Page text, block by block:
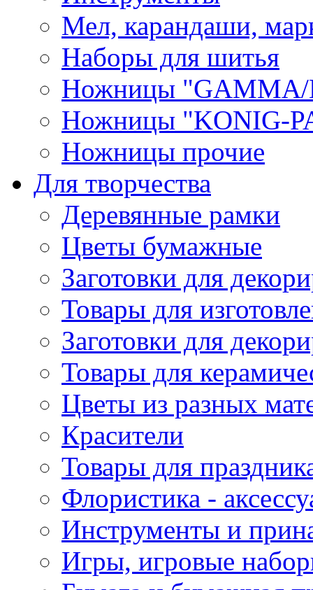
Мел, карандаши,
Наборы для шитья
Ножницы "GAMMA/
Ножницы "KONIG-
Ножницы прочие
Для творчества
Деревянные рамки
Цветы бумажные
Заготовки для
Товары для
Заготовки для
Товары для
Цветы из разных
Красители
Товары для
Флористика -
Инструменты и
Игры, игровые